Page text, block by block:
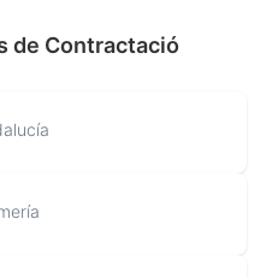
de Contractació